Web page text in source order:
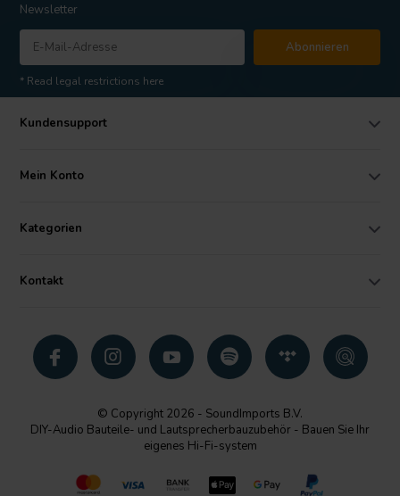
Newsletter
Abonnieren
* Read legal restrictions here
Kundensupport
Mein Konto
Kategorien
Kontakt
© Copyright 2026 - SoundImports B.V.
DIY-Audio Bauteile- und Lautsprecherbauzubehör - Bauen Sie Ihr
eigenes Hi-Fi-system